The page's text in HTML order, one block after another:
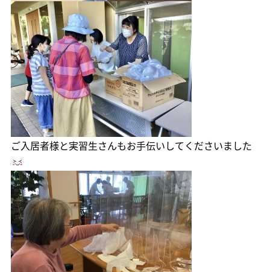
ご入居者様と実習生さんもお手伝いしてくださいました